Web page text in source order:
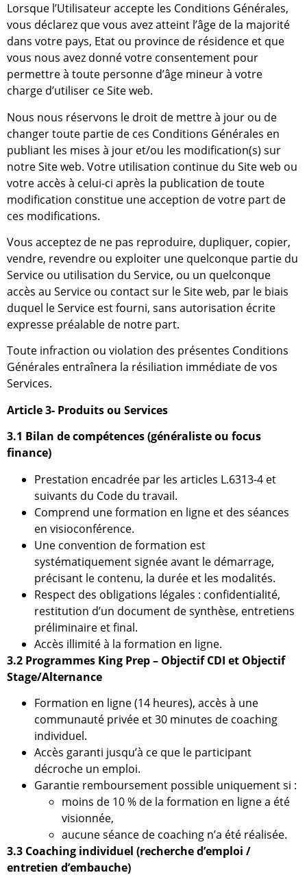
Lorsque l’Utilisateur accepte les Conditions Générales,
vous déclarez que vous avez atteint l’âge de la majorité
dans votre pays, Etat ou province de résidence et que
vous nous avez donné votre consentement pour
permettre à toute personne d’âge mineur à votre
charge d’utiliser ce Site web.
Nous nous réservons le droit de mettre à jour ou de
changer toute partie de ces Conditions Générales en
publiant les mises à jour et/ou les modification(s) sur
notre Site web. Votre utilisation continue du Site web ou
votre accès à celui-ci après la publication de toute
modification constitue une acception de votre part de
ces modifications.
Vous acceptez de ne pas reproduire, dupliquer, copier,
vendre, revendre ou exploiter une quelconque partie du
Service ou utilisation du Service, ou un quelconque
accès au Service ou contact sur le Site web, par le biais
duquel le Service est fourni, sans autorisation écrite
expresse préalable de notre part.
Toute infraction ou violation des présentes Conditions
Générales entraînera la résiliation immédiate de vos
Services.
Article 3- Produits ou Services
3.1 Bilan de compétences (généraliste ou focus
finance)
Prestation encadrée par les articles L.6313-4 et
suivants du Code du travail.
Comprend une formation en ligne et des séances
en visioconférence.
Une convention de formation est
systématiquement signée avant le démarrage,
précisant le contenu, la durée et les modalités.
Respect des obligations légales : confidentialité,
restitution d’un document de synthèse, entretiens
préliminaire et final.
Accès illimité à la formation en ligne.
3.2 Programmes King Prep – Objectif CDI et Objectif
Stage/Alternance
Formation en ligne (14 heures), accès à une
communauté privée et 30 minutes de coaching
individuel.
Accès garanti jusqu’à ce que le participant
décroche un emploi.
Garantie remboursement possible uniquement si :
moins de 10 % de la formation en ligne a été
visionnée,
aucune séance de coaching n’a été réalisée.
3.3 Coaching individuel (recherche d’emploi /
entretien d’embauche)